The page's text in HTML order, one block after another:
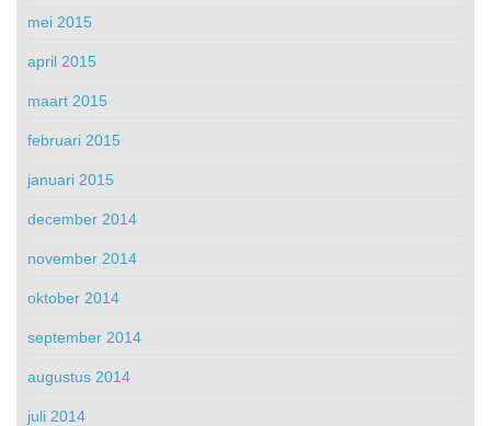
mei 2015
april 2015
maart 2015
februari 2015
januari 2015
december 2014
november 2014
oktober 2014
september 2014
augustus 2014
juli 2014